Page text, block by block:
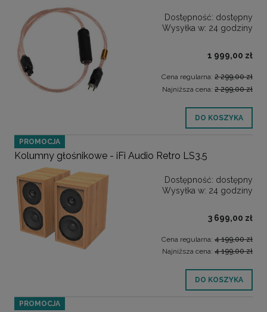
Dostępność: dostępny
Wysyłka w: 24 godziny
1 999,00 zł
Cena regularna: 2 299,00 zł
Najniższa cena: 2 299,00 zł
DO KOSZYKA
Kolumny głośnikowe - iFi Audio Retro LS3.5
Dostępność: dostępny
Wysyłka w: 24 godziny
3 699,00 zł
Cena regularna: 4 199,00 zł
Najniższa cena: 4 199,00 zł
DO KOSZYKA
PROMOCJA
PROMOCJA